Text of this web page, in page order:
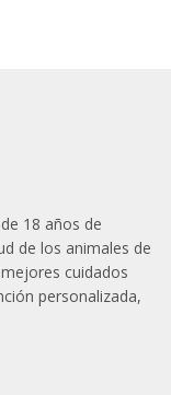
18 años de
de los animales de
cuidados
personalizada,